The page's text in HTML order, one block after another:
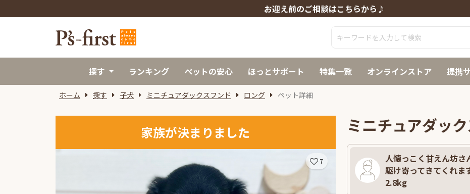
お迎え前のご相談はこちらから♪
探す ランキング ペットの安心 ほっとサポート 特集一覧 オンラインストア 提携
ホーム 探す 子犬 ミニチュアダックスフンド ロング ペット詳細
家族が決まりました
7
ミニチュアダッ
人懐っこく甘えん坊
駆け寄ってきてくれ
2.8kg